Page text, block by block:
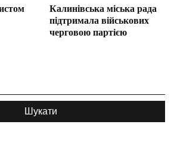
Калинівська міська рада
підтримала військових
черговою партією